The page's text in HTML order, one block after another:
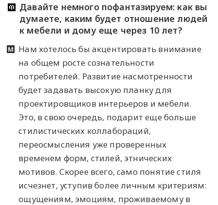
Давайте немного пофантазируем: как вы
думаете, каким будет отношение людей
к мебели и дому еще через 10 лет?
Нам хотелось бы акцентировать внимание
на общем росте сознательности
потребителей. Развитие насмотренности
будет задавать высокую планку для
проектировщиков интерьеров и мебели.
Это, в свою очередь, подарит еще больше
стилистических коллабораций,
переосмысления уже проверенных
временем форм, стилей, этнических
мотивов. Скорее всего, само понятие стиля
исчезнет, уступив более личным критериям:
ощущениям, эмоциям, проживаемому в